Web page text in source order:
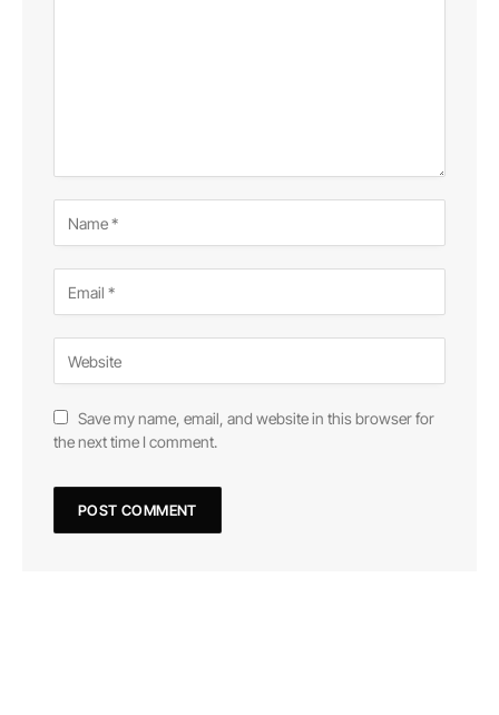
Save my name, email, and website in this browser for
the next time I comment.